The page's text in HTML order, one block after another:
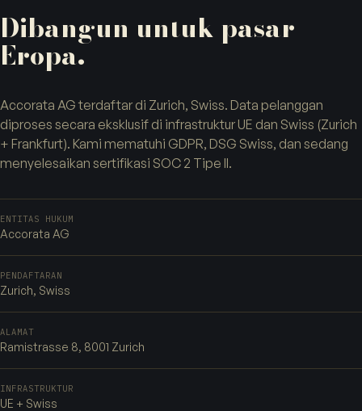
Dibangun untuk pasar
Eropa.
Accorata AG terdaftar di Zurich, Swiss. Data pelanggan
diproses secara eksklusif di infrastruktur UE dan Swiss (Zurich
+ Frankfurt). Kami mematuhi GDPR, DSG Swiss, dan sedang
menyelesaikan sertifikasi SOC 2 Tipe II.
ENTITAS HUKUM
Accorata AG
PENDAFTARAN
Zurich, Swiss
ALAMAT
Ramistrasse 8, 8001 Zurich
INFRASTRUKTUR
UE + Swiss